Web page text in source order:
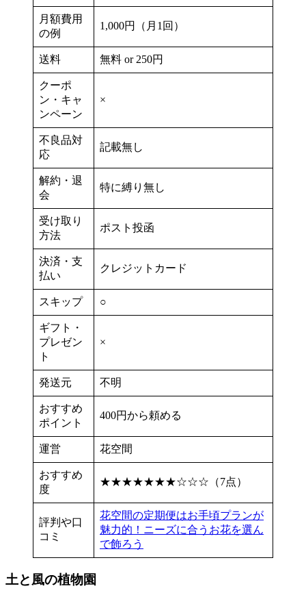
月額費用
の例
1,000円（月1回）
送料 無料 or 250円
クーポ
ン・キャ
ンペーン
×
不良品対
応
記載無し
解約・退
会
特に縛り無し
受け取り
方法
ポスト投函
決済・支
払い
クレジットカード
スキップ ○
ギフト・
プレゼン
ト
×
発送元 不明
おすすめ
ポイント
400円から頼める
運営 花空間
おすすめ
度
★★★★★★★☆☆☆（7点）
評判や口
コミ
花空間の定期便はお手頃プランが
魅力的！ニーズに合うお花を選ん
で飾ろう
土と風の植物園